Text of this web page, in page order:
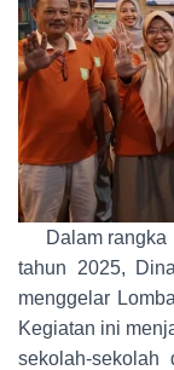
Dalam rangka
tahun 2025,
menggelar
Kegiatan ini
sekolah-sekolah